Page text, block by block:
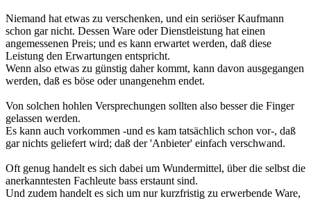
Niemand hat etwas zu verschenken, und ein seriöser Kaufmann
schon gar nicht. Dessen Ware oder Dienstleistung hat einen
angemessenen Preis; und es kann erwartet werden, daß diese
Leistung den Erwartungen entspricht.
Wenn also etwas zu günstig daher kommt, kann davon ausgegangen
werden, daß es böse oder unangenehm endet.
Von solchen hohlen Versprechungen sollten also besser die Finger
gelassen werden.
Es kann auch vorkommen -und es kam tatsächlich schon vor-, daß
gar nichts geliefert wird; daß der 'Anbieter' einfach verschwand.
Oft genug handelt es sich dabei um Wundermittel, über die selbst die
anerkanntesten Fachleute bass erstaunt sind.
Und zudem handelt es sich um nur kurzfristig zu erwerbende Ware,